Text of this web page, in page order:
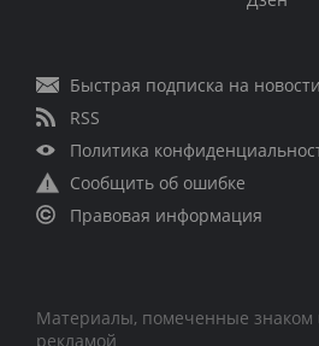
Быстрая подписка на новости
RSS
Политика
Сообщить об ошибке
Правовая информация
Материалы, помеченные знаком
рекламой